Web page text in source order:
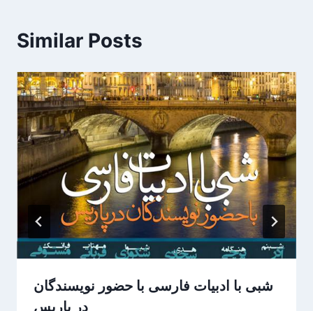
Similar Posts
شبی با ادبیات فارسی با حضور نویسندگان
در پاریس